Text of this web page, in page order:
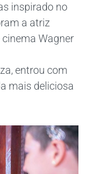
inspirado no
a atriz
cinema Wagner
entrou com
mais deliciosa